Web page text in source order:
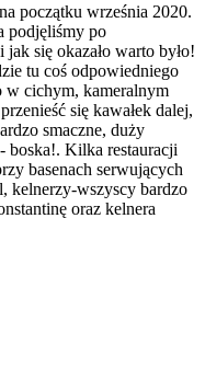
początku września 2020.
podjęliśmy po
się okazało warto było!
tu coś odpowiedniego
w cichym, kameralnym
się kawałek dalej,
smaczne, duży
boska!. Kilka restauracji
basenach serwujących
kelnerzy-wszyscy bardzo
oraz kelnera